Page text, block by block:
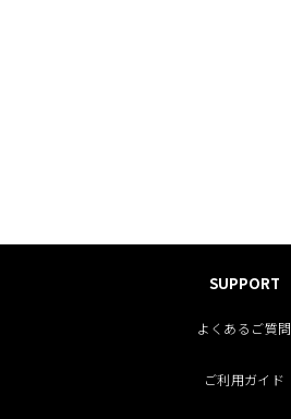
SUPPORT
よくあるご質問
ご利用ガイド